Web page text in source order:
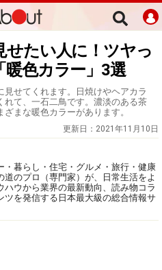
せたい人に！ツヤっ
色カラー」3選
せてくれます。日焼けやヘアカラ
れて、一石二鳥です。濃淡のある茶
まな暖色カラーがあります。
更新日： 2021年11月10日
・暮らし・住宅・グルメ・旅行・健康
道のプロ（専門家）が、日常生活をよ
ハウから業界の最新動向、読み物コラ
ツを発信する日本最大級の総合情報サ